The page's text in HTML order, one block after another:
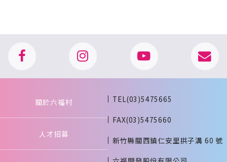
關於六福村
人才招募
TEL(03)5475665
FAX(03)5475660
新竹縣關西鎮仁安里拱子溝 60 號